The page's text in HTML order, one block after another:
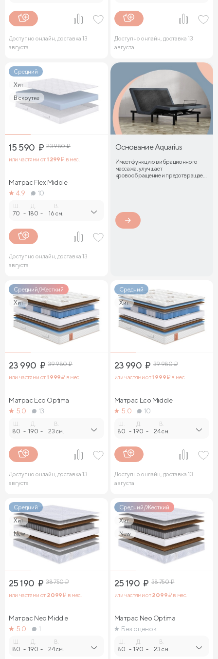
Доступно онлайн, доставка 13
августа
Доступно онлайн, доставка 13
августа
Средний
Хит
В скрутке
15 590 ₽ 23 980₽
или частями от1 299₽ в мес.
Матрас Flex Middle
4.9
10
70 -
Д.
180 -
В.
16 см.
Доступно онлайн, доставка 13
августа
Основание Aquarius
Имеет функцию вибрационного
массажа, улучшает
кровообращение и предотвращает
Средний/Жесткий
Хит
23 990 ₽ 39 980₽
или частями от1 999₽ в мес.
Матрас Eco Optima
5.0
13
80 -
Д.
190 -
В.
23 см.
Доступно онлайн, доставка 13
августа
Средний
Хит
23 990 ₽ 39 980₽
или частями от1 999₽ в мес.
Матрас Eco Middle
5.0
10
80 -
Д.
190 -
В.
24 см.
Доступно онлайн, доставка 13
августа
Средний
Хит
New
25 190 ₽ 38 750₽
или частями от 2 099₽ в мес.
Матрас Neo Middle
5.0
1
80 -
Д.
190 -
В.
24 см.
Средний/Жесткий
Хит
New
25 190 ₽ 38 750₽
или частями от2 099₽ в мес.
Матрас Neo Optima
Без оценок
80 -
Д.
190 -
В.
23 см.